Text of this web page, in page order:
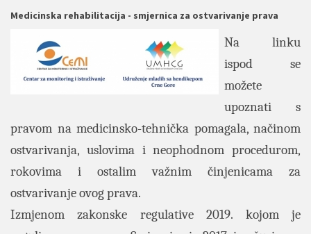
Medicinska rehabilitacija - smjernica za ostvarivanje prava
Na linku
ispod se
možete
upoznati s
pravom na medicinsko-tehnička pomagala, načinom
ostvarivanja, uslovima i neophodnom procedurom,
rokovima i ostalim važnim činjenicama za
ostvarivanje ovog prava.
Izmjenom zakonske regulative 2019. kojom je